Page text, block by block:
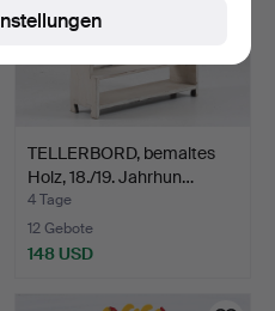
TELLERBORD, bemaltes
Holz, 18./19. Jahrhun…
4 Tage
12 Gebote
148 USD